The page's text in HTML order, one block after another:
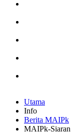
Utama
Info
Berita MAIPk
MAIPk-Siaran